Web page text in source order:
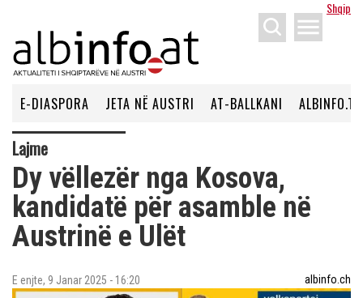
Shqip
menu
E-DIASPORA JETA NË AUSTRI AT-BALLKANI ALBINFO.TV
Lajme
Dy vëllezër nga Kosova,
kandidatë për asamble në
Austrinë e Ulët
E enjte, 9 Janar 2025 - 16:20 albinfo.ch